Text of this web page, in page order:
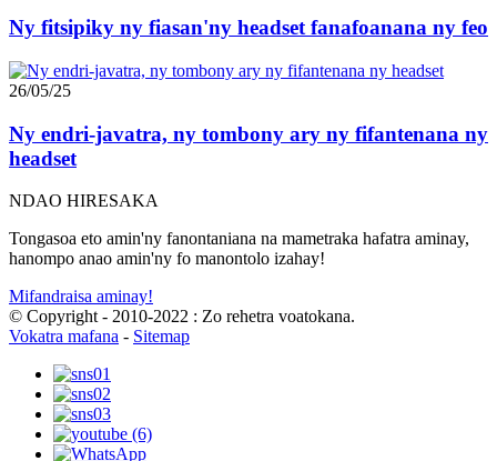
Ny fitsipiky ny fiasan'ny headset fanafoanana ny feo
26/05/25
Ny endri-javatra, ny tombony ary ny fifantenana ny
headset
NDAO HIRESAKA
Tongasoa eto amin'ny fanontaniana na mametraka hafatra aminay,
hanompo anao amin'ny fo manontolo izahay!
Mifandraisa aminay!
© Copyright - 2010-2022 : Zo rehetra voatokana.
Vokatra mafana - Sitemap